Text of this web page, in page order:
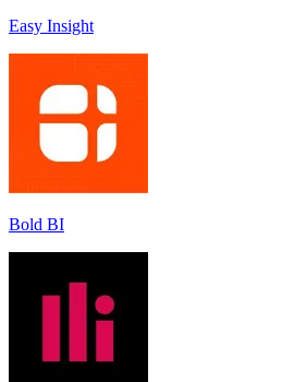
Easy Insight
Bold BI